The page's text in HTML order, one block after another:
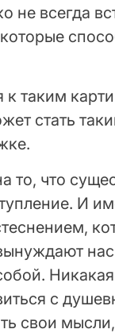
не всегда
к таким
стать
что
И
нас
Никакая
с
свои